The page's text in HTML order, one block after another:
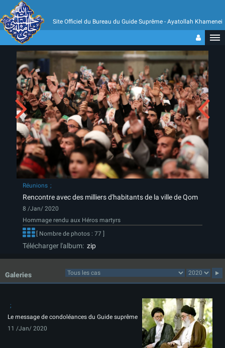
Site Officiel du Bureau du Guide Suprême - Ayatollah Khamenei
Réunions
Rencontre avec des milliers d'habitants de la ville de Qom
8 /Jan/ 2020
Hommage rendu aux Héros martyrs
[ Nombre de photos : 77 ]
Télécharger l'album: zip
Galeries
Le message de condoléances du Guide suprême
11 /Jan/ 2020